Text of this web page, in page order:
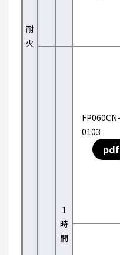
耐
火
1
時
間
FP060CN-
0103
pdf